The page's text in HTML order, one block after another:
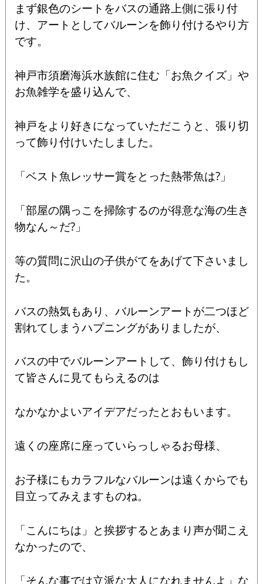
まず銀色のシートをバスの通路上側に張り付
け、アートとしてバルーンを飾り付けるやり方
です。
神戸市須磨海浜水族館に住む「お魚クイズ」や
お魚雑学を盛り込んで、
神戸をより好きになっていただこうと、張り切
って飾り付けいたしました。
「ベスト魚レッサー賞をとった熱帯魚は?」
「部屋の隅っこを掃除するのが得意な海の生き
物なん～だ?」
等の質問に沢山の子供がてをあげて下さいまし
た。
バスの熱気もあり、バルーンアートが二つほど
割れてしまうハプニングがありましたが、
バスの中でバルーンアートして、飾り付けもし
て皆さんに見てもらえるのは
なかなかよいアイデアだったとおもいます。
遠くの座席に座っていらっしゃるお母様、
お子様にもカラフルなバルーンは遠くからでも
目立ってみえますものね。
「こんにちは」と挨拶するとあまり声が聞こえ
なかったので、
「そんな事では立派な大人になれませんよ」な